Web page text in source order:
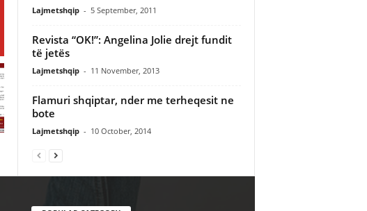
Lajmetshqip - 5 September, 2011
Revista “OK!”: Angelina Jolie drejt fundit
të jetës
Lajmetshqip - 11 November, 2013
Flamuri shqiptar, nder me terheqesit ne
bote
Lajmetshqip - 10 October, 2014